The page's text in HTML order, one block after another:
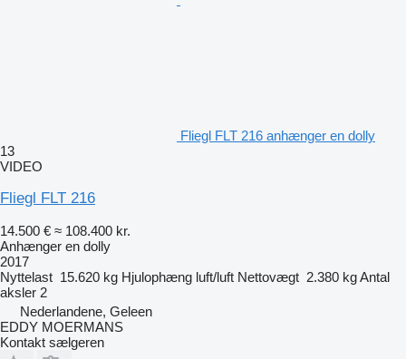
Fliegl FLT 216 anhænger en dolly
13
VIDEO
Fliegl FLT 216
14.500 € ≈ 108.400 kr.
Anhænger en dolly
2017
Nyttelast 15.620 kg Hjulophæng luft/luft Nettovægt 2.380 kgAntal
aksler 2
Nederlandene, Geleen
EDDY MOERMANS
Kontakt sælgeren